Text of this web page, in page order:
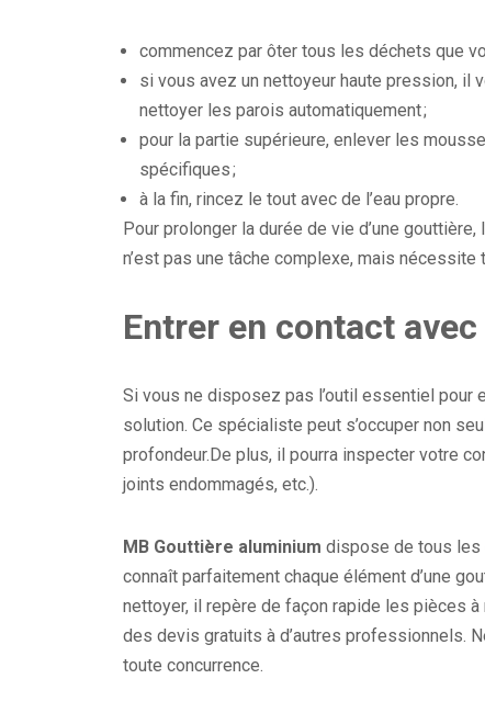
commencez par ôter tous les déchets que
si vous avez un nettoyeur haute pression, il
nettoyer les parois automatiquement ;
pour la partie supérieure, enlever les
spécifiques ;
à la fin, rincez le tout avec de l’eau propre.
Pour prolonger la durée de vie d’une
n’est pas une tâche complexe, mais
Entrer en contact
Si vous ne disposez pas l’outil essentiel pour
solution. Ce spécialiste peut s’occuper non
profondeur.De plus, il pourra inspecter votre
joints endommagés, etc.).
MB Gouttière aluminium dispose de tous les
connaît parfaitement chaque élément d’une
nettoyer, il repère de façon rapide les pièces
des devis gratuits à d’autres professionnels.
toute concurrence.